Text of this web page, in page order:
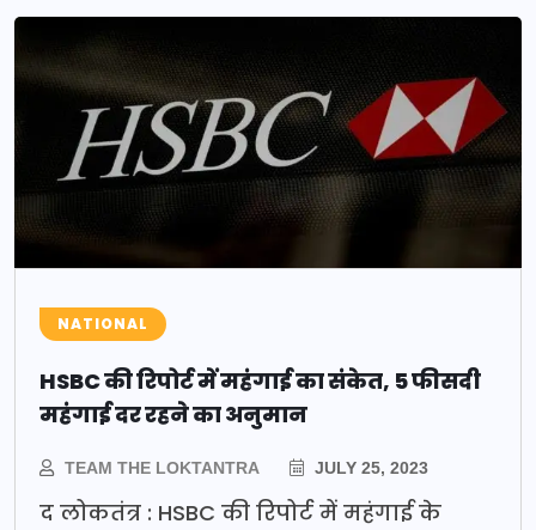
NATIONAL
HSBC की रिपोर्ट में महंगाई का संकेत, 5 फीसदी
महंगाई दर रहने का अनुमान
TEAM THE LOKTANTRA JULY 25, 2023
द लोकतंत्र : HSBC की रिपोर्ट में महंगाई के